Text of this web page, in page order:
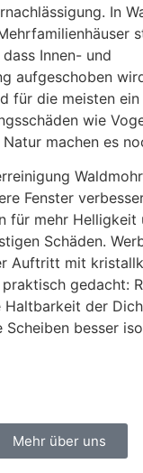
In
Innen- und
aufgeschoben
für die meisten
wie
machen es
Fenster
für mehr Helligkeit
Schäden.
Auftritt mit
gedacht:
der
Scheiben besser
Mehr über uns